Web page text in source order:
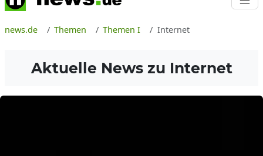
news.de Themen Themen I Internet
Aktuelle News zu Internet